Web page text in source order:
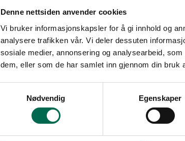
Denne nettsiden anvender cookies
Vi bruker informasjonskapsler for å gi innhold og
analysere trafikken vår. Vi deler dessuten
sosiale medier, annonsering og analysearbeid,
dem, eller som de har samlet inn gjennom din bruk
Nødvendig
Egenskaper